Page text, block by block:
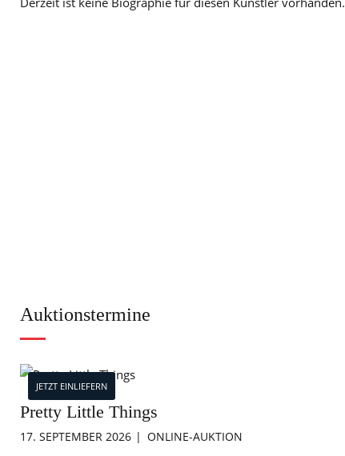
Auktionstermine
JETZT EINLIEFERN
Pretty Little Things
17. SEPTEMBER 2026 ONLINE-AUKTION